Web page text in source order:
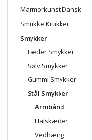
Marmorkunst Dansk
Smukke Krukker
Smykker
Læder Smykker
Sølv Smykker
Gummi Smykker
Stål Smykker
Armbånd
Halskæder
Vedhæng